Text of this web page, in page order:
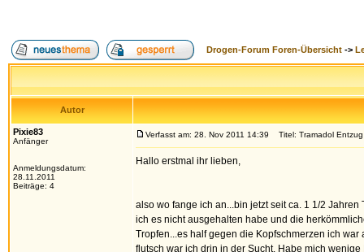
Drogen-Forum Foren-Übersicht ->
Autor
Pixie83
Anfänger
Anmeldungsdatum:
28.11.2011
Beiträge: 4
Verfasst am: 28. Nov 2011 14:39 Titel: Tramadol Entzug
Hallo erstmal ihr lieben,
also wo fange ich an...bin jetzt seit ca. 1 1/2
ich es nicht ausgehalten habe und die
Tropfen...es half gegen die Kopfschmerzen ich
flutsch war ich drin in der Sucht. Habe mich